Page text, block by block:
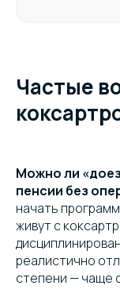
Частые
Можно ли
пенсии без
начать
живут с
реалистично
степени — чаще